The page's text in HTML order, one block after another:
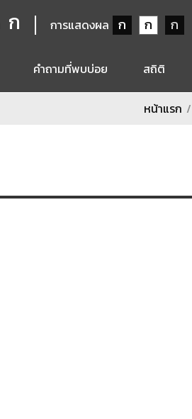
ก การแสดงผล ก ก ก
คำถามที่พบบ่อย สถิติ
หน้าแรก